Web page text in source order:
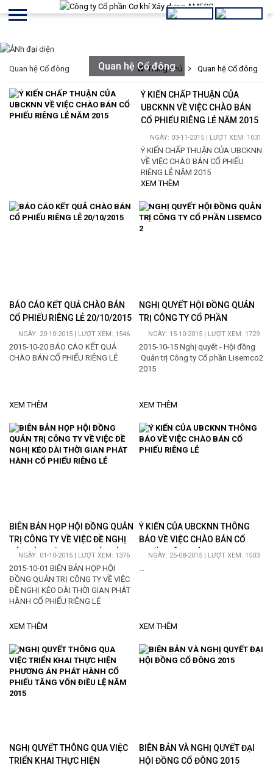
Quan hệ Cổ đông
Quan hệ Cổ đông Trang chủ Quan hệ Cổ đông
Ý KIẾN CHẤP THUẬN CỦA
UBCKNN VỀ VIỆC CHÀO BÁN
CỔ PHIẾU RIÊNG LẺ NĂM 2015
NGÀY: 03-11-2015 | LƯỢT XEM: 1031
Ý KIẾN CHẤP THUẬN CỦA UBCKNN
VỀ VIỆC CHÀO BÁN CỔ PHIẾU
RIÊNG LẺ NĂM 2015
XEM THÊM
BÁO CÁO KẾT QUẢ CHÀO BÁN
CỔ PHIẾU RIÊNG LẺ 20/10/2015
NGÀY: 20-10-2015 | LƯỢT XEM: 1546
2015-10-20 BÁO CÁO KẾT QUẢ
CHÀO BÁN CỔ PHIẾU RIÊNG LẺ
XEM THÊM
NGHỊ QUYẾT HỘI ĐỒNG QUẢN
TRỊ CÔNG TY CỔ PHẦN
LISEMCO 2
NGÀY: 15-10-2015 | LƯỢT XEM: 1729
2015-10-15 Nghị quyết - Hội đồng
Quản trị Công ty Cổ phần Lisemco2
2015
XEM THÊM
BIÊN BẢN HỌP HỘI ĐỒNG QUẢN
TRỊ CÔNG TY VỀ VIỆC ĐỀ NGHỊ
KÉO DÀI THỜI GIAN PHÁT HÀNH
CỔ PHIẾU RIÊNG LẺ
NGÀY: 01-10-2015 | LƯỢT XEM: 1376
2015-10-01 BIÊN BẢN HỌP HỘI
ĐỒNG QUẢN TRỊ CÔNG TY VỀ VIỆC
ĐỀ NGHỊ KÉO DÀI THỜI GIAN PHÁT
HÀNH CỔ PHIẾU RIÊNG LẺ
XEM THÊM
Ý KIẾN CỦA UBCKNN THÔNG
BÁO VỀ VIỆC CHÀO BÁN CỔ
PHIẾU RIÊNG LẺ
NGÀY: 25-08-2015 | LƯỢT XEM: 1503
...
XEM THÊM
NGHỊ QUYẾT THÔNG QUA VIỆC
TRIỂN KHAI THỰC HIỆN
BIÊN BẢN VÀ NGHỊ QUYẾT ĐẠI
HỘI ĐỒNG CỔ ĐÔNG 2015